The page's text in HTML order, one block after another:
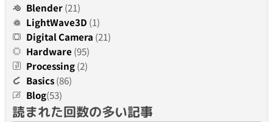
Blender(21)
LightWave3D (1)
Digital Camera (21)
Hardware (95)
Processing(2)
Basics(86)
Blog(53)
読まれた回数の多い記事